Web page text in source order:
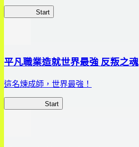
Start
平凡職業造就世界最強 反叛之魂
這名煉成師，世界最強！
Start